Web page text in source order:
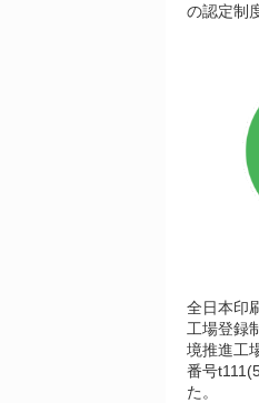
の認定制
全日本印
工場登録
境推進工
番号
た。